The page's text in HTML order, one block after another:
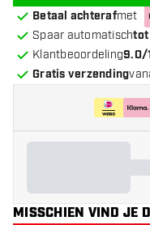
Betaal achterafmet
Spaar automatischtot
Klantbeoordeling9.0/
Gratis verzending
MISSCHIEN VIND JE